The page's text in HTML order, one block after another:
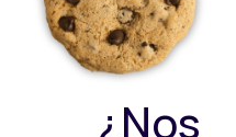
Política Privacidad
Política de Cookies
Política de ventas y
devoluciones
Medioambiente¿Nos